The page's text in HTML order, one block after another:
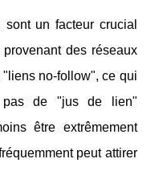
un facteur crucial
des réseaux
no-follow", ce qui
pas de "jus de lien"
être extrêmement
peut attirer